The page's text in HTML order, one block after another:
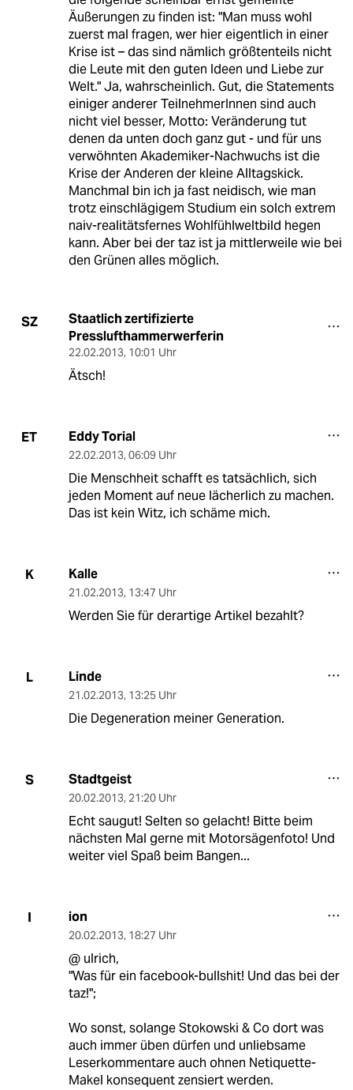
Äußerungen zu finden ist: "Man muss wohl
zuerst mal fragen, wer hier eigentlich in einer
Krise ist – das sind nämlich größtenteils nicht
die Leute mit den guten Ideen und Liebe zur
Welt." Ja, wahrscheinlich. Gut, die Statements
einiger anderer TeilnehmerInnen sind auch
nicht viel besser, Motto: Veränderung tut
denen da unten doch ganz gut - und für uns
verwöhnten Akademiker-Nachwuchs ist die
Krise der Anderen der kleine Alltagskick.
Manchmal bin ich ja fast neidisch, wie man
trotz einschlägigem Studium ein solch extrem
naiv-realitätsfernes Wohlfühlweltbild hegen
kann. Aber bei der taz ist ja mittlerweile wie bei
den Grünen alles möglich.
SZ
Staatlich zertifizierte
Presslufthammerwerferin
22.02.2013, 10:01 Uhr
Ätsch!
ET Eddy Torial
22.02.2013, 06:09 Uhr
Die Menschheit schafft es tatsächlich, sich
jeden Moment auf neue lächerlich zu machen.
Das ist kein Witz, ich schäme mich.
K Kalle
21.02.2013, 13:47 Uhr
Werden Sie für derartige Artikel bezahlt?
L Linde
21.02.2013, 13:25 Uhr
Die Degeneration meiner Generation.
S Stadtgeist
20.02.2013, 21:20 Uhr
Echt saugut! Selten so gelacht! Bitte beim
nächsten Mal gerne mit Motorsägenfoto! Und
weiter viel Spaß beim Bangen...
I ion
20.02.2013, 18:27 Uhr
@ ulrich,
"Was für ein facebook-bullshit! Und das bei der
taz!";
Wo sonst, solange Stokowski & Co dort was
auch immer üben dürfen und unliebsame
Leserkommentare auch ohnen Netiquette-
Makel konsequent zensiert werden.